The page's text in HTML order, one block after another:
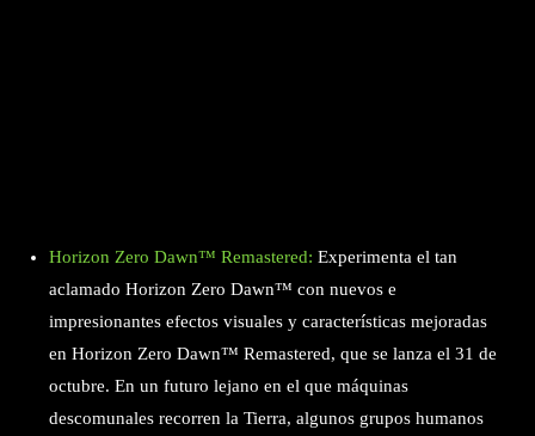
Horizon Zero Dawn™ Remastered: Experimenta el tan
aclamado Horizon Zero Dawn™ con nuevos e
impresionantes efectos visuales y características mejoradas
en Horizon Zero Dawn™ Remastered, que se lanza el 31 de
octubre. En un futuro lejano en el que máquinas
descomunales recorren la Tierra, algunos grupos humanos